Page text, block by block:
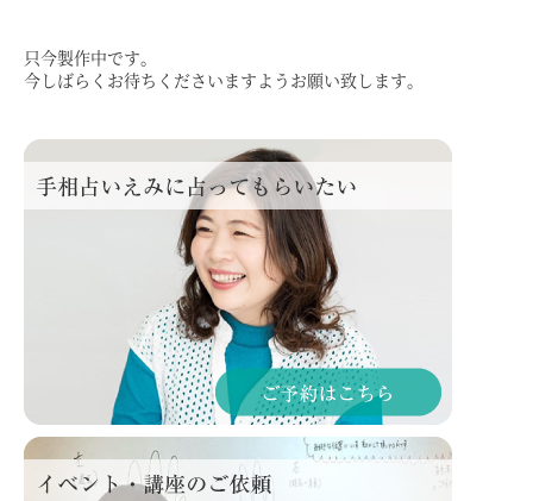
只今製作中です。
今しばらくお待ちくださいますようお願い致します。